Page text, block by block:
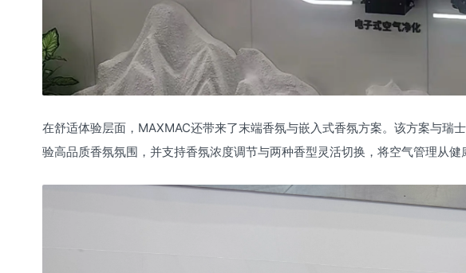
在舒适体验层面，MAXMAC还带来了末端香氛与嵌入式香氛方案。该方案与瑞
验高品质香氛氛围，并支持香氛浓度调节与两种香型灵活切换，将空气管理从健